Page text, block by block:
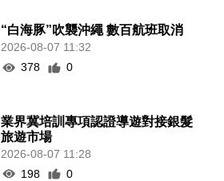
“白海豚”吹襲沖繩 數百航班取消
2026-08-07 11:32
378
0
業界冀培訓專項認證導遊對接銀髮
旅遊市場
2026-08-07 11:28
198
0